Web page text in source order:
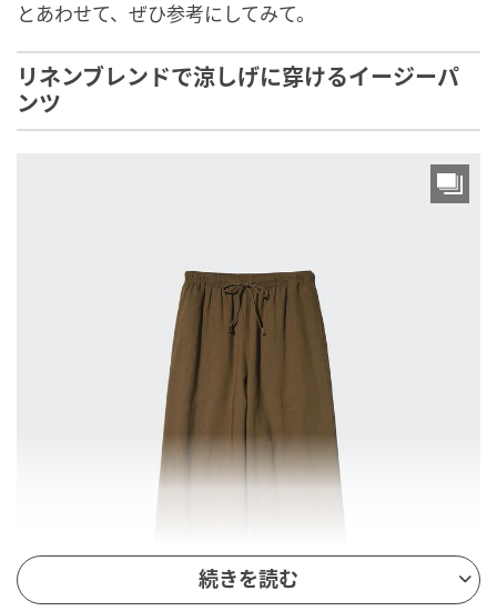
とあわせて、ぜひ参考にしてみて。
リネンブレンドで涼しげに穿けるイージーパ
ンツ
続きを読む